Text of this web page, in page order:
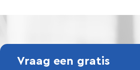
Vraag een gratis